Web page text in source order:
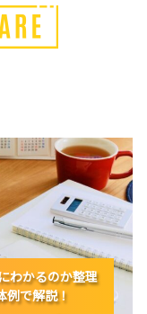
にわかるのか整
具体例で解説！
わかるのか整理
例で解説！
わかるのか整理
例で解説！
わかるのか整理
例で解説！